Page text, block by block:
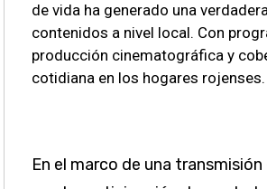
de vida ha ge­nerado una
contenidos a nivel local. Con
producción cinematográfica y
cotidiana en los hogares ro­jenses.
En el marco de una